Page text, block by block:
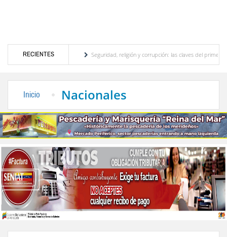
RECIENTES
turístico merideño
Seguridad, religión y corrupción: las claves del primer
Inicio Nacionales